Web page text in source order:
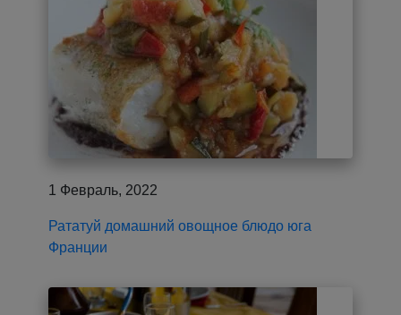
1 Февраль, 2022
Рататуй домашний овощное блюдо юга
Франции